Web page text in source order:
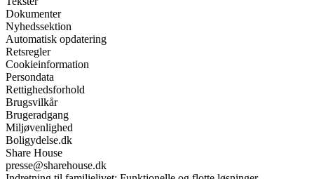
Dokumenter
Nyhedssektion
Automatisk opdatering
Retsregler
Cookieinformation
Persondata
Rettighedsforhold
Brugsvilkår
Brugeradgang
Miljøvenlighed
Boligydelse.dk
Share House
presse@sharehouse.dk